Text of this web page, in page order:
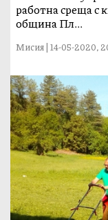
работна среща с
община Пл...
Мисия | 14-05-2020,